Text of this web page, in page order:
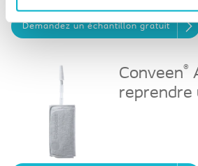
Demandez un échantillon gratuit
Conveen®
reprendre